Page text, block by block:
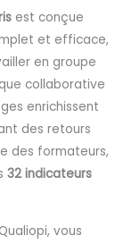
est conçue
et efficace,
en groupe
collaborative
enrichissent
des retours
des formateurs,
32 indicateurs
vous